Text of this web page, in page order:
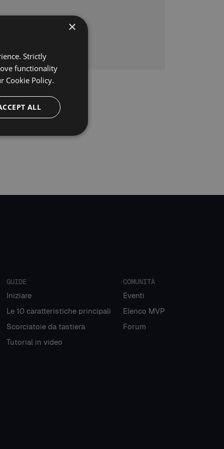
GUIDE
Iniziare
Le 10 caratteristiche principali
Scorciatoie da tastiera
Tutorial in video
COMUNITÀ
Eventi
Elenco MVP
Forum
×
Strictly
functionality
Cookie Policy.
ALL